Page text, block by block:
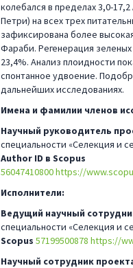
колебался в пределах 3,0-
Петри) на всех трех
зафиксирована более
Фараби. Регенерация
23,4%. Анализ плоидности
спонтанное удвоение.
дальнейших исследованиях.
Имена и фамилии членов
Научный руководитель
специальности «Селекция и
Author ID в Scopus
56047410800https://
Исполнители:
Ведущий научный
специальности «Селекция и
Scopus 57199500878 https://
Научный сотрудник